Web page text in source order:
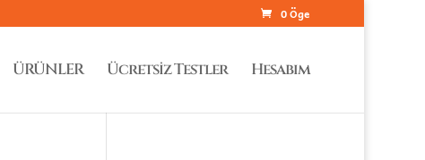
0 Öge
ÜRÜNLER Ücretsiz Testler Hesabım